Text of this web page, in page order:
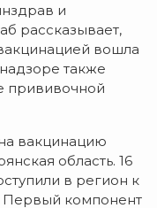
и
рассказывает,
вошла
также
прививочной
вакцинацию
область. 16
в регион к
Первый компонент